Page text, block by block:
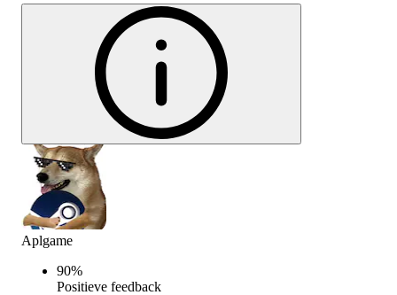
Aplgame
90%
Positieve feedback